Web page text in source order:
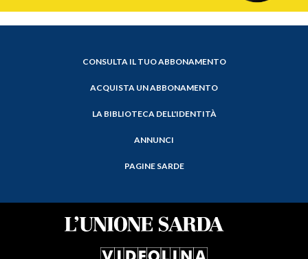
CONSULTA IL TUO ABBONAMENTO
ACQUISTA UN ABBONAMENTO
LA BIBLIOTECA DELL'IDENTITÀ
ANNUNCI
PAGINE SARDE